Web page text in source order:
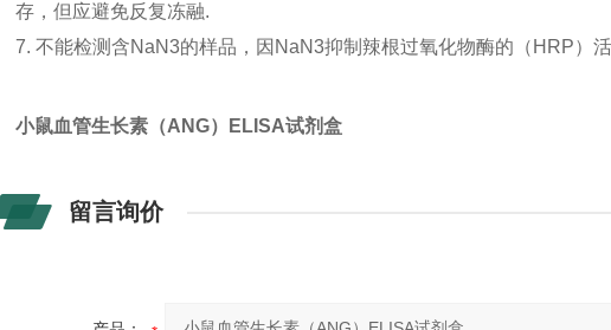
存，但应避免反复冻融.
7. 不能检测含NaN3的样品，因NaN3抑制辣根过氧化物酶的（HRP）活
小鼠血管生长素（ANG）ELISA试剂盒
留言询价